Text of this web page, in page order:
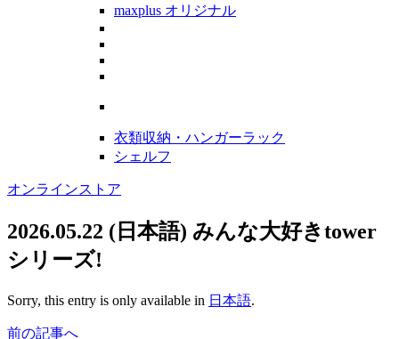
maxplus オリジナル
衣類収納・ハンガーラック
シェルフ
オンラインストア
2026.05.22 (日本語) みんな大好きtower
シリーズ!
Sorry, this entry is only available in 日本語.
前の記事へ